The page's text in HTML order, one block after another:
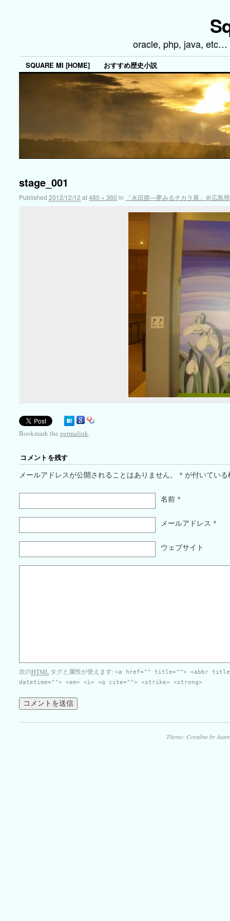
oracle, php, java, etc…
SQUARE MI [HOME] おすすめ歴史小説
stage_001
Published2012/12/12 at480 × 360 in 「永田萠―夢みるチカラ展」＠広島
Bookmark thepermalink.
コメントを残す
メールアドレスが公開されることはありません。 * が付いてい
名前 *
メールアドレス *
ウェブサイト
次のHTML タグと属性が使えます:<a href="" title=""> <abbr
datetime=""> <em> <i> <q cite=""> <strike> <strong>
Theme: Coraline by